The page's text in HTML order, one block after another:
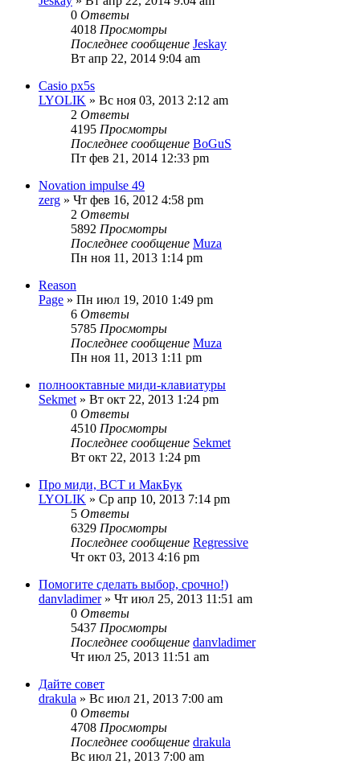
0 Ответы
4018 Просмотры
Последнее сообщение Jeskay
Вт апр 22, 2014 9:04 am
Casio px5s
LYOLIK » Вс ноя 03, 2013 2:12 am
2 Ответы
4195 Просмотры
Последнее сообщение BoGuS
Пт фев 21, 2014 12:33 pm
Novation impulse 49
zerg » Чт фев 16, 2012 4:58 pm
2 Ответы
5892 Просмотры
Последнее сообщение Muza
Пн ноя 11, 2013 1:14 pm
Reason
Page » Пн июл 19, 2010 1:49 pm
6 Ответы
5785 Просмотры
Последнее сообщение Muza
Пн ноя 11, 2013 1:11 pm
полнооктавные миди-клавиатуры
Sekmet » Вт окт 22, 2013 1:24 pm
0 Ответы
4510 Просмотры
Последнее сообщение Sekmet
Вт окт 22, 2013 1:24 pm
Про миди, ВСТ и МакБук
LYOLIK » Ср апр 10, 2013 7:14 pm
5 Ответы
6329 Просмотры
Последнее сообщение Regressive
Чт окт 03, 2013 4:16 pm
Помогите сделать выбор, срочно!)
danvladimer» Чт июл 25, 2013 11:51 am
0 Ответы
5437 Просмотры
Последнее сообщение danvladimer
Чт июл 25, 2013 11:51 am
Дайте совет
drakula » Вс июл 21, 2013 7:00 am
0 Ответы
4708 Просмотры
Последнее сообщение drakula
Вс июл 21, 2013 7:00 am